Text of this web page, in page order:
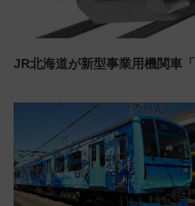
JR北海道が新型事業用機関車